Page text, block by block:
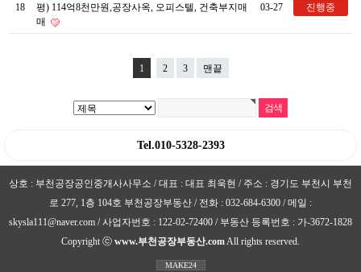
18
평) 114억8천만원,공장사옥, 오피스텔, 건축부지매
매
03-27 진행중
1 2 3 맨끝
Tel.010-5328-2393
상호 : 부천공장공인중개사사무소 / 대표 : 대표 최욱현 / 주소 : 경기도 부천시 부천
로 277, 1층 104호 부천공장부동산 / 전화 : 032-684-6300 / 메일 :
skysla111@naver.com / 사업자번호 : 122-02-72400 / 부동산 등록번호 : 가-3672-1828
Copyright ⓒ www.부천공장부동산.comAll rights reserved.
MAKE24